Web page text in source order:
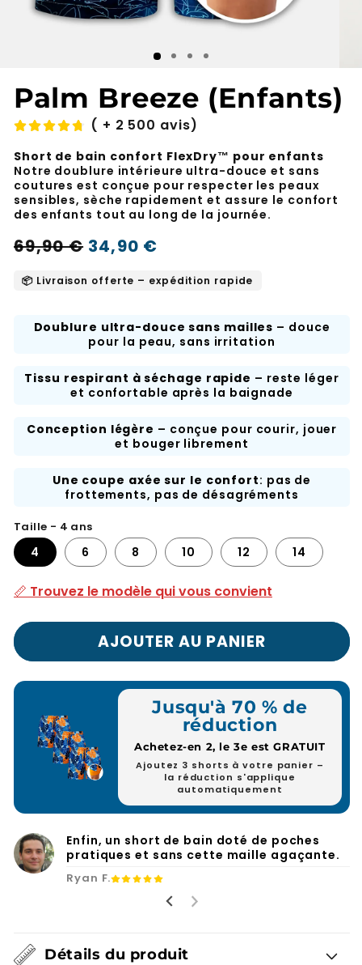
Palm Breeze (Enfants)
( + 2 500 avis)
Short de bain confort FlexDry™ pour enfants
Notre doublure intérieure ultra-douce et sans
coutures est conçue pour respecter les peaux
sensibles, sèche rapidement et assure le confort
des enfants tout au long de la journée.
Prix
normal
34,90 €
Prix
soldé
69,90 €
📦 Livraison offerte – expédition rapide
Doublure ultra-douce sans mailles – douce
pour la peau, sans irritation
Tissu respirant à séchage rapide – reste léger
et confortable après la baignade
Conception légère – conçue pour courir, jouer
et bouger librement
Une coupe axée sur le confort: pas de
frottements, pas de désagréments
Taille - 4 ans
4 6 8 10 12 14
📏 Trouvez le modèle qui vous convient
AJOUTER AU PANIER
Jusqu'à 70 % de
réduction
Achetez-en 2, le 3e est GRATUIT
Ajoutez 3 shorts à votre panier –
la réduction s'applique
automatiquement
Enfin, un short de bain doté de poches
pratiques et sans cette maille agaçante.
Ryan F.
Détails du produit